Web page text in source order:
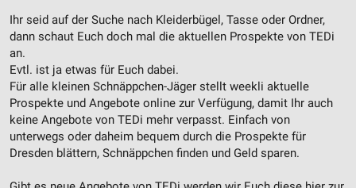
Ihr seid auf der Suche nach Kleiderbügel, Tasse oder Ordner,
dann schaut Euch doch mal die aktuellen Prospekte von TEDi
an.
Evtl. ist ja etwas für Euch dabei.
Für alle kleinen Schnäppchen-Jäger stellt weekli aktuelle
Prospekte und Angebote online zur Verfügung, damit Ihr auch
keine Angebote von TEDi mehr verpasst. Einfach von
unterwegs oder daheim bequem durch die Prospekte für
Dresden blättern, Schnäppchen finden und Geld sparen.
Werbung